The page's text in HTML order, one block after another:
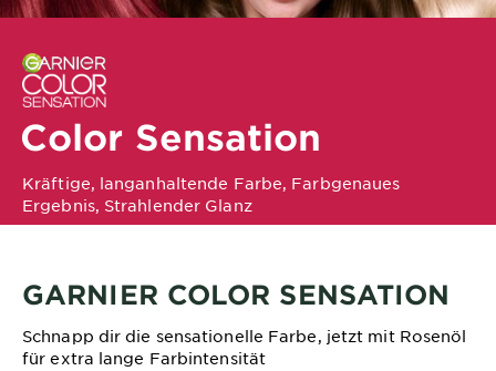
&
DIAGNOSTIK
ENTDECKEN
Unsere
Inhaltsstoffe
Gisele
Bündchen
zur
Color Sensation
Kräftige, langanhaltende Farbe, Farbgenaues
Ergebnis, Strahlender Glanz
GARNIER COLOR SENSATION
Schnapp dir die sensationelle Farbe, jetzt mit Rosenöl
für extra lange Farbintensität